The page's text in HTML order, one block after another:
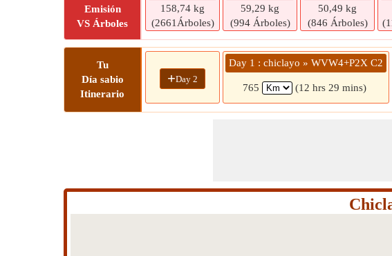
Emisión
VS Árboles
158,74 kg
(2661Árboles)
59,29 kg
(994 Árboles)
50,49 kg
(846 Árboles)
Tu
Día sabio
Itinerario
+Day 2
Day 1 : chiclayo » WVW4+P2X C2
765 (12 hrs 29 mins)